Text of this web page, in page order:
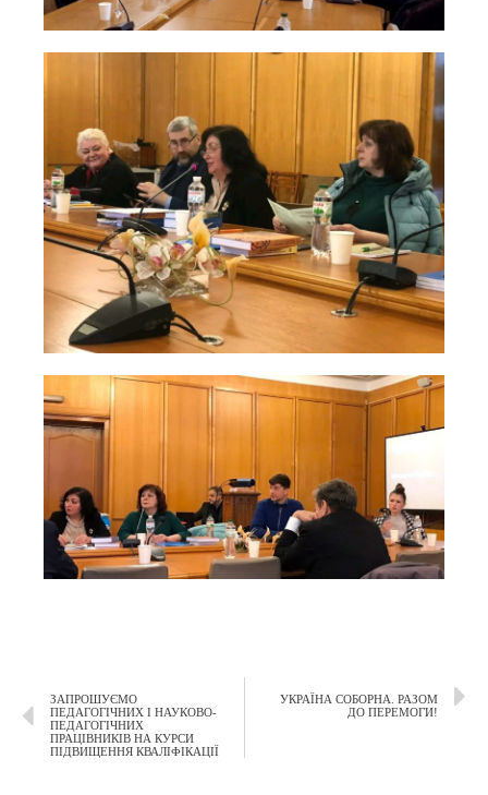
ЗАПРОШУЄМО
ПЕДАГОГІЧНИХ І НАУКОВО-
ПЕДАГОГІЧНИХ
ПРАЦІВНИКІВ НА КУРСИ
ПІДВИЩЕННЯ КВАЛІФІКАЦІЇ
УКРАЇНА СОБОРНА. РАЗОМ
ДО ПЕРЕМОГИ!